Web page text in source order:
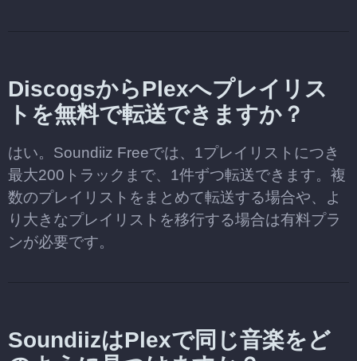
DiscogsからPlexへプレイリス
トを無料で転送できますか？
はい。Soundiiz Freeでは、1プレイリストにつき
最大200トラックまで、1件ずつ転送できます。複
数のプレイリストをまとめて転送する場合や、よ
り大きなプレイリストを移行する場合は有料プラ
ンが必要です。
SoundiizはPlexで同じ音楽をど